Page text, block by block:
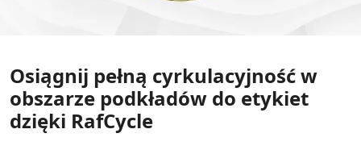
Osiągnij pełną cyrkulacyjność w
obszarze podkładów do etykiet
dzięki RafCycle